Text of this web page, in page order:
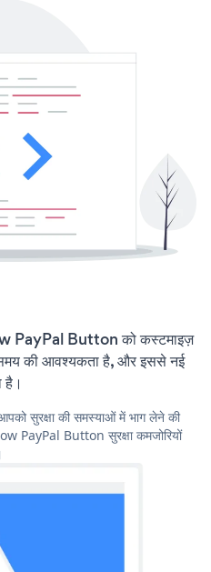
PayPal Button को कस्टमाइज़
की आवश्यकता है, और इससे नई
है।
सुरक्षा की समस्याओं में भाग लेने की
PayPal Button सुरक्षा कमजोरियों